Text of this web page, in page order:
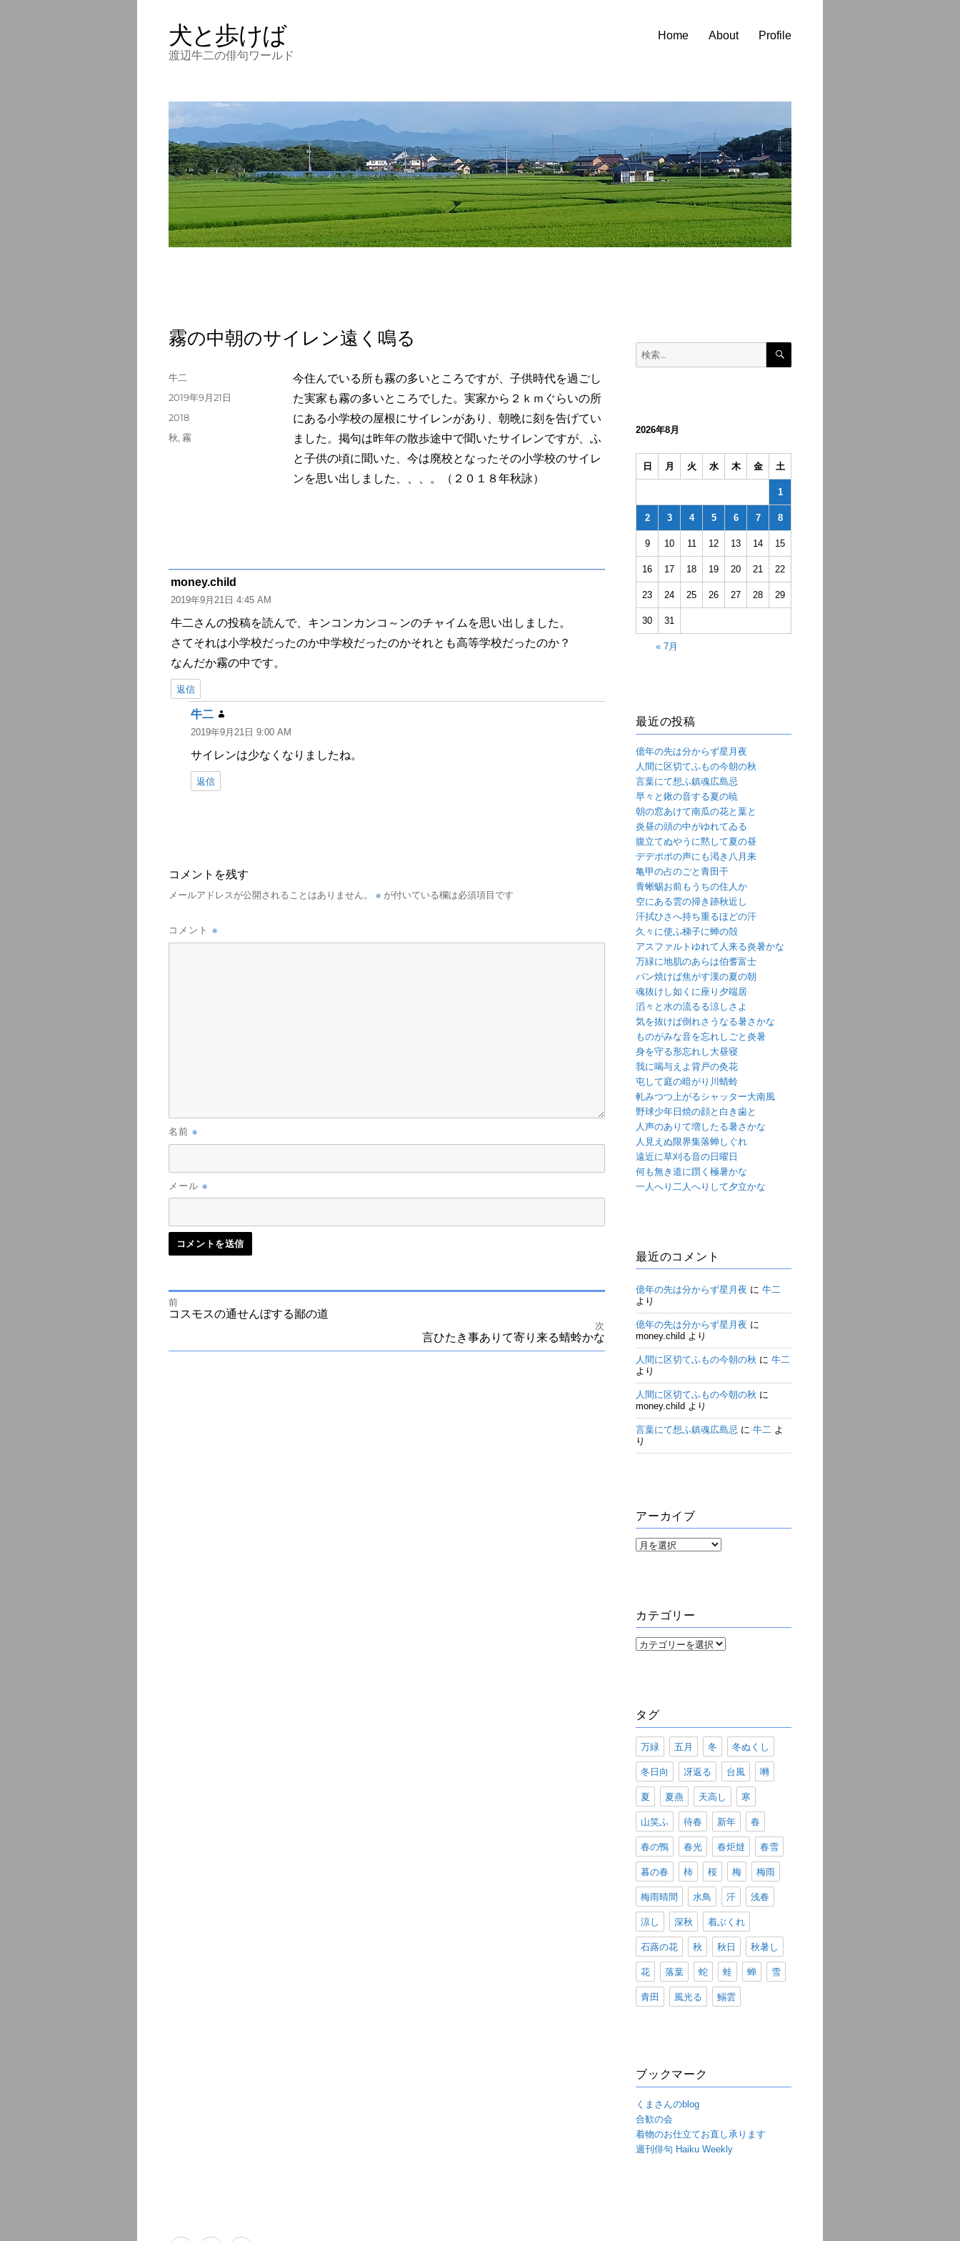
犬と歩けば
渡辺牛二の俳句ワールド
Home About Profile
霧の中朝のサイレン遠く鳴る
今住んでいる所も霧の多いところですが、子供時代を過ごし
た実家も霧の多いところでした。実家から２ｋｍぐらいの所
にある小学校の屋根にサイレンがあり、朝晩に刻を告げてい
ました。掲句は昨年の散歩途中で聞いたサイレンですが、ふ
と子供の頃に聞いた、今は廃校となったその小学校のサイレ
ンを思い出しました、、、。（２０１８年秋詠）
投
牛二
投
2019年9月21日
カ
テ
2018
タ
秋, 霧
money.child
り:
2019年9月21日 4:45 AM
牛二さんの投稿を読んで、キンコンカンコ～ンのチャイムを思い出しました。
さてそれは小学校だったのか中学校だったのかそれとも高等学校だったのか？
なんだか霧の中です。
返信
牛二
り:
2019年9月21日 9:00 AM
サイレンは少なくなりましたね。
返信
コメントを残す
メールアドレスが公開されることはありません。 ※が付いている欄は必須項目です
コメント ※
名前 ※
メール ※
投
前
前
コスモスの通せんぼする鄙の道
次
言ひたき事ありて寄り来る蜻蛉かな
検
検
2026年8月
日 月 火 水 木 金 土
1
2 3 4 5 6 7 8
9 10 11 12 13 14 15
16 17 18 19 20 21 22
23 24 25 26 27 28 29
30 31
« 7月
最近の投稿
億年の先は分からず星月夜
人間に区切てふもの今朝の秋
言葉にて想ふ鎮魂広島忌
早々と鍬の音する夏の暁
朝の窓あけて南瓜の花と葉と
炎昼の頭の中がゆれてゐる
腹立てぬやうに黙して夏の昼
デデポポの声にも渇き八月来
亀甲の占のごと青田干
青蜥蜴お前もうちの住人か
空にある雲の掃き跡秋近し
汗拭ひさへ持ち重るほどの汗
久々に使ふ梯子に蝉の殻
アスファルトゆれて人来る炎暑かな
万緑に地肌のあらは伯耆富士
パン焼けば焦がす漢の夏の朝
魂抜けし如くに座り夕端居
滔々と水の流るる涼しさよ
気を抜けば倒れさうなる暑さかな
ものがみな音を忘れしごと炎暑
身を守る形忘れし大昼寝
我に喝与えよ背戸の灸花
屯して庭の暗がり川蜻蛉
軋みつつ上がるシャッター大南風
野球少年日焼の顔と白き歯と
人声のありて増したる暑さかな
人見えぬ限界集落蝉しぐれ
遠近に草刈る音の日曜日
何も無き道に躓く極暑かな
一人へり二人へりして夕立かな
最近のコメント
億年の先は分からず星月夜 に牛二
より
億年の先は分からず星月夜 に
money.child より
人間に区切てふもの今朝の秋 に牛二
より
人間に区切てふもの今朝の秋 に
money.child より
言葉にて想ふ鎮魂広島忌 に牛二 よ
り
アーカイブ
ア
カテゴリー
カ
タグ
万緑 五月 冬 冬ぬくし
冬日向 冴返る 台風 囀
夏 夏燕 天高し 寒
山笑ふ 待春 新年 春
春の鴨 春光 春炬燵 春雪
暮の春 柿 桜 梅 梅雨
梅雨晴間 水鳥 汗 浅春
涼し 深秋 着ぶくれ
石蕗の花 秋 秋日 秋暑し
花 落葉 蛇 蛙 蝉 雪
青田 風光る 鰯雲
ブックマーク
くまさんのblog
合歓の会
着物のお仕立てお直し承ります
週刊俳句 Haiku Weekly